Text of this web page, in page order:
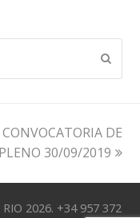
next
post:
CONVOCATORIA DE
PLENO 30/09/2019
2026. +34 957 372